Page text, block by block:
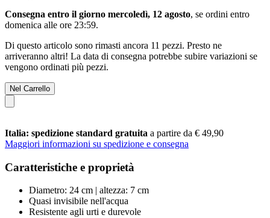
Consegna entro il giorno mercoledì, 12 agosto, se ordini entro
domenica alle ore 23:59.
Di questo articolo sono rimasti ancora 11 pezzi. Presto ne
arriveranno altri! La data di consegna potrebbe subire variazioni se
vengono ordinati più pezzi.
Nel Carrello
Italia: spedizione standard gratuita a partire da € 49,90
Maggiori informazioni su spedizione e consegna
Caratteristiche e proprietà
Diametro: 24 cm | altezza: 7 cm
Quasi invisibile nell'acqua
Resistente agli urti e durevole